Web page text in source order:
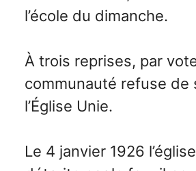
l’école du dimanche.
À trois reprises, par
communauté refuse de
l’Église Unie.
Le 4 janvier 1926